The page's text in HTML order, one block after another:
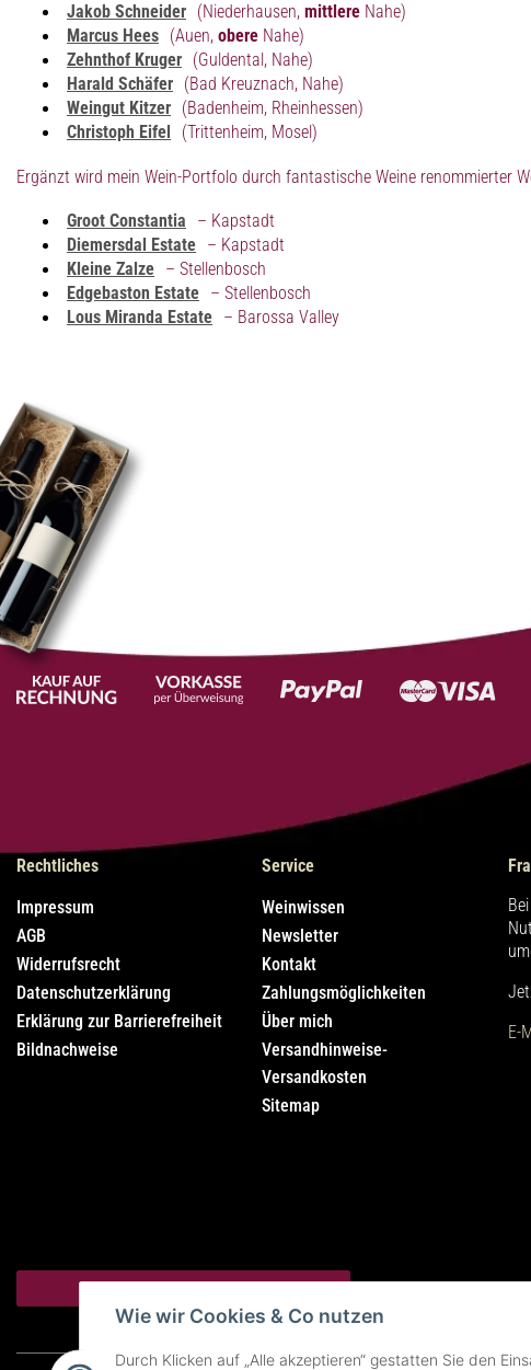
Wie wir Cookies & Co nutzen
Durch Klicken auf „Alle akzeptieren“ gestatten Sie den
Jakob Schneider (Niederhausen, mittlere Nahe)
Marcus Hees (Auen, obere Nahe)
Zehnthof Kruger (Guldental, Nahe)
Harald Schäfer (Bad Kreuznach, Nahe)
Weingut Kitzer (Badenheim, Rheinhessen)
Christoph Eifel
(Trittenheim, Mosel)
Ergänzt wird mein Wein-Portfolo durch fantastische Weine renommierter
Groot Constantia
– Kapstadt
Diemersdal Estate – Kapstadt
Kleine Zalze – Stellenbosch
Edgebaston Estate – Stellenbosch
Lous Miranda Estate – Barossa Valley
Rechtliches
Impressum
AGB
Widerrufsrecht
Datenschutzerklärung
Erklärung zur Barrierefreiheit
Bildnachweise
Service
Weinwissen
Newsletter
Kontakt
Zahlungsmöglichkeiten
Über mich
Versandhinweise-
Versandkosten
Sitemap
E-
Vertrag widerrufen